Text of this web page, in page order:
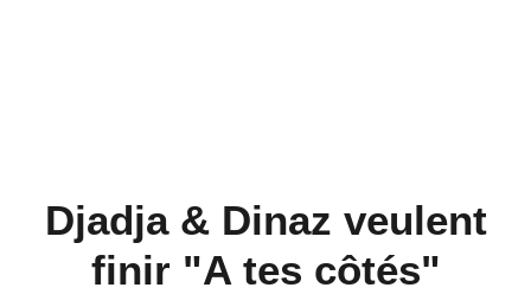
Djadja & Dinaz veulent
finir "A tes côtés"